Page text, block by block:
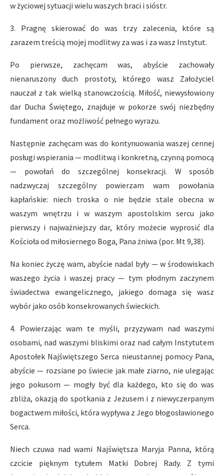
w życiowej sytuacji wielu waszych braci i sióstr.
3. Pragnę skierować do was trzy zalecenia, które są
zarazem treścią mojej modlitwy za was i za wasz Instytut.
Po pierwsze, zachęcam was, abyście zachowały
nienaruszony duch prostoty, którego wasz Założyciel
nauczał z tak wielką stanowczością. Miłość, niewysłowiony
dar Ducha Świętego, znajduje w pokorze swój niezbędny
fundament oraz możliwość pełnego wyrazu.
Następnie zachęcam was do kontynuowania waszej cennej
posługi wspierania — modlitwą i konkretną, czynną pomocą
— powołań do szczególnej konsekracji. W sposób
nadzwyczaj szczególny powierzam wam powołania
kapłańskie: niech troska o nie będzie stale obecna w
waszym wnętrzu i w waszym apostolskim sercu jako
pierwszy i najważniejszy dar, który możecie wyprosić dla
Kościoła od miłosiernego Boga, Pana żniwa (por. Mt 9,38).
Na koniec życzę wam, abyście nadal były — w środowiskach
waszego życia i waszej pracy — tym płodnym zaczynem
świadectwa ewangelicznego, jakiego domaga się wasz
wybór jako osób konsekrowanych świeckich.
4. Powierzając wam te myśli, przyzywam nad waszymi
osobami, nad waszymi bliskimi oraz nad całym Instytutem
Apostołek Najświętszego Serca nieustannej pomocy Pana,
abyście — rozsiane po świecie jak małe ziarno, nie ulegając
jego pokusom — mogły być dla każdego, kto się do was
zbliża, okazją do spotkania z Jezusem i z niewyczerpanym
bogactwem miłości, która wypływa z Jego błogosławionego
Serca.
Niech czuwa nad wami Najświętsza Maryja Panna, którą
czcicie pięknym tytułem Matki Dobrej Rady. Z tymi